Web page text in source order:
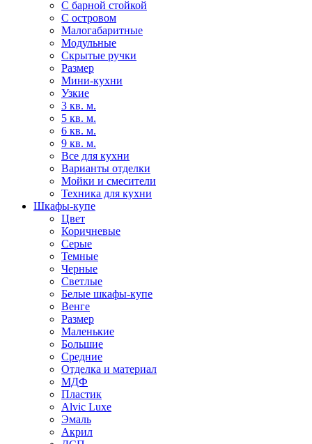
С барной стойкой
С островом
Малогабаритные
Модульные
Скрытые ручки
Размер
Мини-кухни
Узкие
3 кв. м.
5 кв. м.
6 кв. м.
9 кв. м.
Все для кухни
Варианты отделки
Мойки и смесители
Техника для кухни
Шкафы-купе
Цвет
Коричневые
Серые
Темные
Черные
Светлые
Белые шкафы-купе
Венге
Размер
Маленькие
Большие
Средние
Отделка и материал
МДФ
Пластик
Alvic Luxe
Эмаль
Акрил